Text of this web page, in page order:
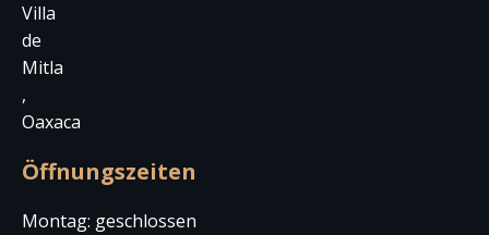
Villa
de
Mitla
,
Oaxaca
Öffnungszeiten
Montag: geschlossen